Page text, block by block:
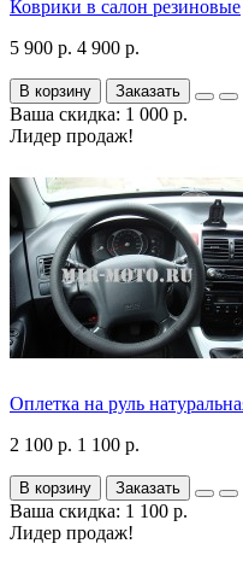
Коврики в салон резиновые
5 900 р. 4 900 р.
В корзину Заказать
Ваша скидка: 1 000 р.
Лидер продаж!
Оплетка на руль
2 100 р. 1 100 р.
В корзину Заказать
Ваша скидка: 1 100 р.
Лидер продаж!